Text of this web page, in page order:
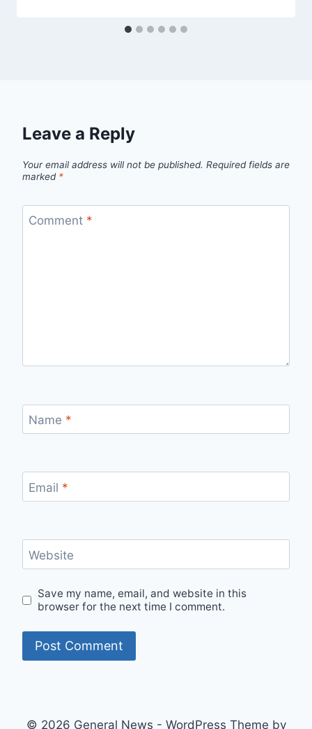
Leave a Reply
Your email address will not be published. Required fields are
marked *
Comment *
Name *
Email *
Website
Save my name, email, and website in this
browser for the next time I comment.
© 2026 General News - WordPress Theme by